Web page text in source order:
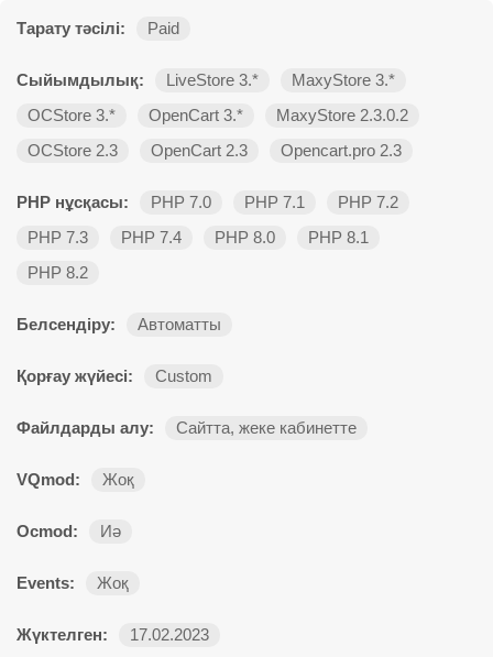
Тарату тәсілі: Paid
Сыйымдылық: LiveStore 3.*
MaxyStore 3.*
OCStore 3.*
OpenCart 3.*
MaxyStore 2.3.0.2
OCStore 2.3
OpenCart 2.3 Opencart.pro 2.3
PHP нұсқасы: PHP 7.0 PHP 7.1
PHP 7.2
PHP 7.3
PHP 7.4 PHP 8.0
PHP 8.1
PHP 8.2
Белсендіру: Автоматты
Қорғау жүйесі: Custom
Файлдарды алу: Сайтта, жеке кабинетте
VQmod: Жоқ
Ocmod: Иә
Events: Жоқ
Жүктелген: 17.02.2023